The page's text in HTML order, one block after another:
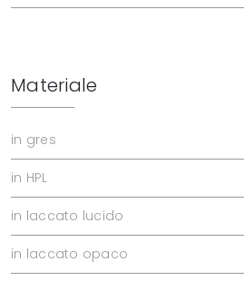
Materiale
in gres
in HPL
in laccato lucido
in laccato opaco